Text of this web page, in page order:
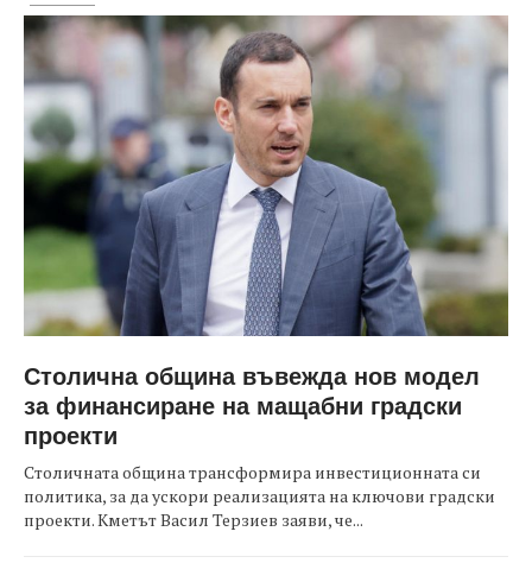
Столична община въвежда нов модел
за финансиране на мащабни градски
проекти
Столичната община трансформира инвестиционната си
политика, за да ускори реализацията на ключови градски
проекти. Кметът Васил Терзиев заяви, че...